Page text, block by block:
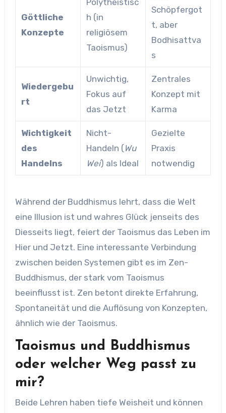
Göttliche
Konzepte
h (in
religiösem
Taoismus)
Schöpfergot
t, aber
Bodhisattva
s
Wiedergebu
rt
Unwichtig,
Fokus auf
das Jetzt
Zentrales
Konzept mit
Karma
Wichtigkeit
des
Handelns
Nicht-
Handeln (Wu
Wei) als Ideal
Gezielte
Praxis
notwendig
Während der Buddhismus lehrt, dass die Welt
eine Illusion ist und wahres Glück jenseits des
Diesseits liegt, feiert der Taoismus das Leben im
Hier und Jetzt. Eine interessante Verbindung
zwischen beiden Systemen gibt es im Zen-
Buddhismus, der stark vom Taoismus
beeinflusst ist. Zen betont direkte Erfahrung,
Spontaneität und die Auflösung von Konzepten,
ähnlich wie der Taoismus.
Taoismus und Buddhismus
oder welcher Weg passt zu
mir?
Beide Lehren haben tiefe Weisheit und können